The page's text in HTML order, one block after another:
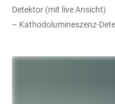
Detektor (mit live Ansicht)
– Kathodolumineszenz-